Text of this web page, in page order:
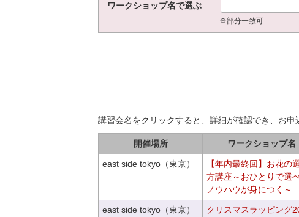
ワークショップ名で選ぶ
※部分一致可
講習会名をクリックすると、詳細が確認でき、お申
開催場所 ワークショップ名
east side tokyo（東京）
【年内最終回】お花の
方講座～おひとりで選
ノウハウが身につく～
east side tokyo（東京） クリスマスラッピング